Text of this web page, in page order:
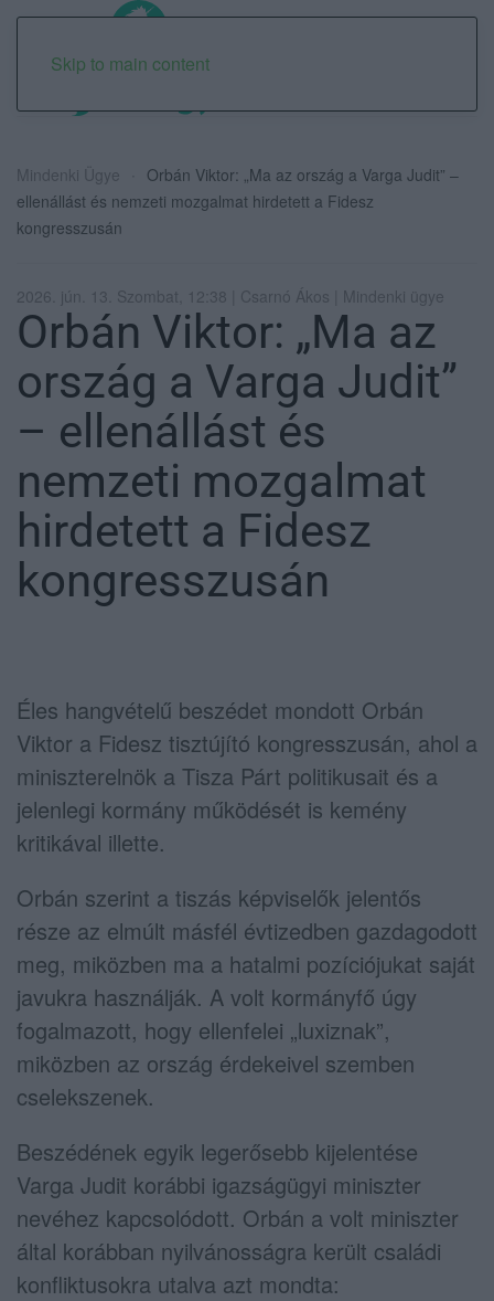
Skip to main content
Mindenki Ügye
Orbán Viktor: „Ma az ország a Varga Judit” –
ellenállást és nemzeti mozgalmat hirdetett a Fidesz
kongresszusán
2026. jún. 13. Szombat, 12:38 | Csarnó Ákos | Mindenki ügye
Orbán Viktor: „Ma az
ország a Varga Judit”
– ellenállást és
nemzeti mozgalmat
hirdetett a Fidesz
kongresszusán
Éles hangvételű beszédet mondott Orbán
Viktor a Fidesz tisztújító kongresszusán, ahol a
miniszterelnök a Tisza Párt politikusait és a
jelenlegi kormány működését is kemény
kritikával illette.
Orbán szerint a tiszás képviselők jelentős
része az elmúlt másfél évtizedben gazdagodott
meg, miközben ma a hatalmi pozíciójukat saját
javukra használják. A volt kormányfő úgy
fogalmazott, hogy ellenfelei „luxiznak”,
miközben az ország érdekeivel szemben
cselekszenek.
Beszédének egyik legerősebb kijelentése
Varga Judit korábbi igazságügyi miniszter
nevéhez kapcsolódott. Orbán a volt miniszter
által korábban nyilvánosságra került családi
konfliktusokra utalva azt mondta: